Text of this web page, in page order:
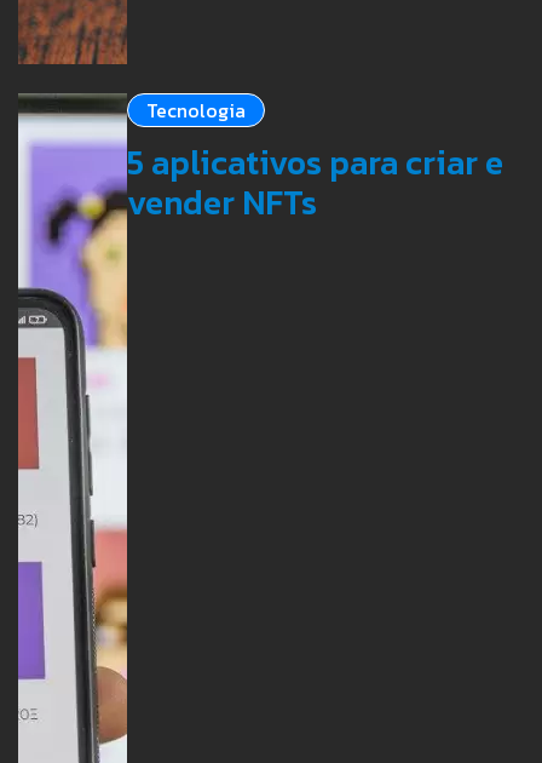
Tecnologia
5 aplicativos para criar e
vender NFTs